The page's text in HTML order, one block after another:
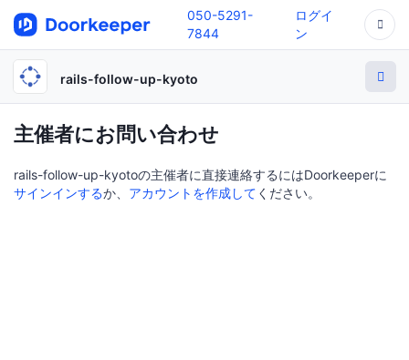
050-5291-
7844
ログイ
ン
rails-follow-up-kyoto
主催者にお問い合わせ
rails-follow-up-kyotoの主催者に直接連絡するにはDoorkeeperに
サインインするか、 アカウントを作成して ください。